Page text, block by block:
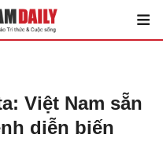
Việt Nam sẵn
diễn biến